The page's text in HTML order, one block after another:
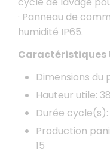
· Panneau de
humidité IP65.
Caractéristiques
Dimensions du
Hauteur utile:
Durée cycle(s):
Production
15